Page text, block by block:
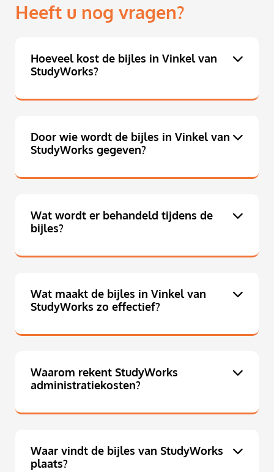
Heeft u nog vragen?
Hoeveel kost de bijles in Vinkel van
StudyWorks?
Door wie wordt de bijles in Vinkel van
StudyWorks gegeven?
Wat wordt er behandeld tijdens de
bijles?
Wat maakt de bijles in Vinkel van
StudyWorks zo effectief?
Waarom rekent StudyWorks
administratiekosten?
Waar vindt de bijles van StudyWorks
plaats?